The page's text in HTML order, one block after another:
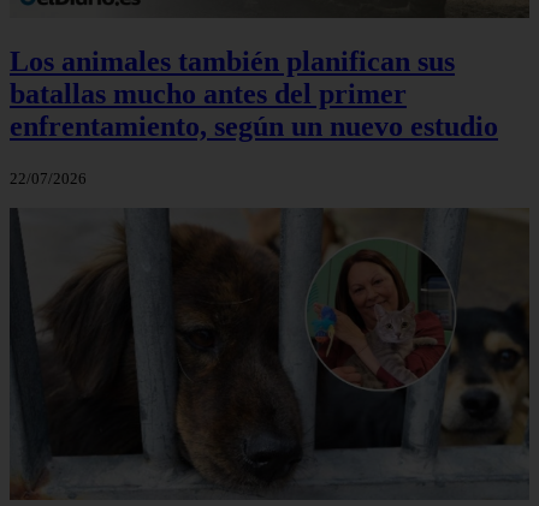
Los animales también planifican sus
batallas mucho antes del primer
enfrentamiento, según un nuevo estudio
22/07/2026